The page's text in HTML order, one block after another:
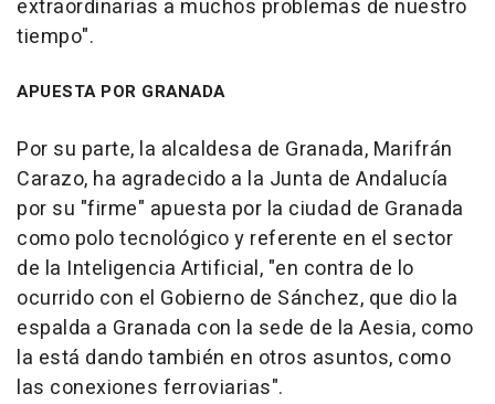
extraordinarias a muchos problemas de nuestro
tiempo".
APUESTA POR GRANADA
Por su parte, la alcaldesa de Granada, Marifrán
Carazo, ha agradecido a la Junta de Andalucía
por su "firme" apuesta por la ciudad de Granada
como polo tecnológico y referente en el sector
de la Inteligencia Artificial, "en contra de lo
ocurrido con el Gobierno de Sánchez, que dio la
espalda a Granada con la sede de la Aesia, como
la está dando también en otros asuntos, como
las conexiones ferroviarias".